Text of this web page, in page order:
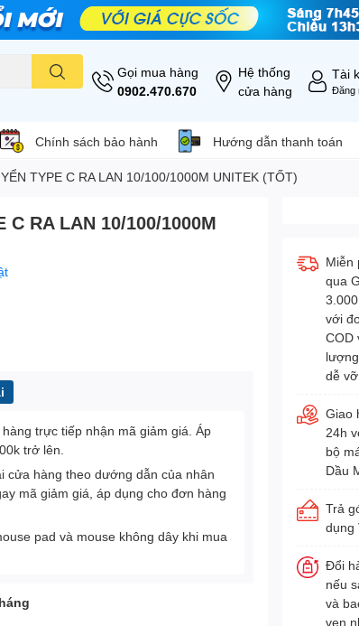
Gọi mua hàng
0902.470.670
Hệ thống
cửa hàng
Tài
Đăng
Chính sách bảo hành Hướng dẫn thanh toán
TYPE C RA LAN 10/100/1000M UNITEK (TỐT)
C RA LAN 10/100/1000M
trực tiếp nhận mã giảm giá. Áp
trở lên.
cửa hàng theo dướng dẫn của nhân
mã giảm giá, áp dụng cho đơn hàng
pad và mouse không dây khi mua
Miễn
qua
với
COD
dễ vỡ..
Giao
24h
bộ
Dầu
Trả
dụng
Đổi
nếu
và
vẹn